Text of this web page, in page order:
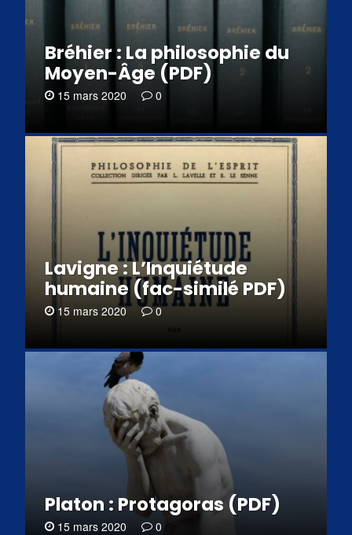
Bréhier : La philosophie du
Moyen-Âge (PDF)
15 mars 2020 0
Lavigne : L’Inquiétude
humaine (fac-similé PDF)
15 mars 2020 0
Platon : Protagoras (PDF)
15 mars 2020 0